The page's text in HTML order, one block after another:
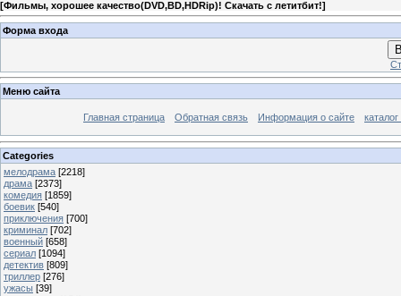
[Фильмы, хорошее качество(DVD,BD,HDRip)! Скачать с летитбит!]
Форма входа
Меню сайта
Главная страница Обратная связь Информация о сайте
Categories
мелодрама [2218]
драма [2373]
комедия [1859]
боевик [540]
приключения [700]
криминал [702]
военный [658]
сериал [1094]
детектив [809]
триллер [276]
ужасы [39]